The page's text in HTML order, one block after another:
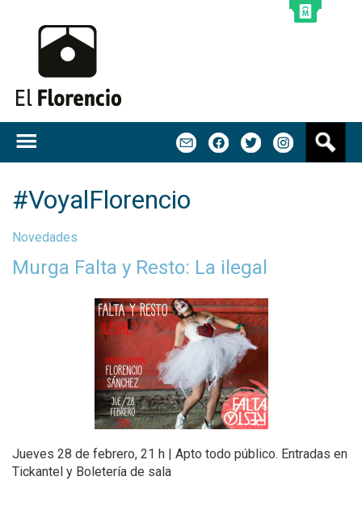
#VoyalFlorencio
Novedades
Murga Falta y Resto: La ilegal
Jueves 28 de febrero, 21 h | Apto todo público. Entradas en
Tickantel y Boletería de sala
s